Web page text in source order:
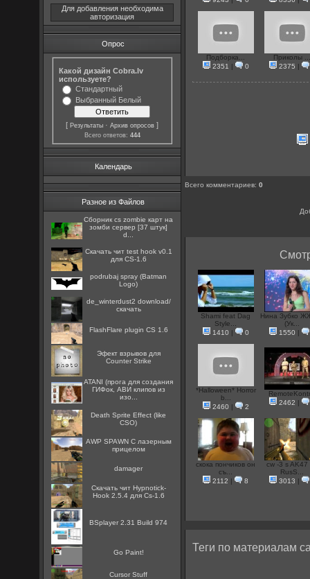
Для добавления необходима
авторизация
Опрос
Какой дизайн Cobra.lv
используете?
Стандартный
Выбранный Белый
[Результаты ·Архив опросов ]
Всего ответов: 444
Календарь
Разное из Файлов
Сборник cs zombie карт на
зомби сервер [37 штук]
d...
Скачать чит test hook v0.1
для CS-1.6
podrubaj spray (Batman
Logo)
de_winterdust2 download/
скачать
FlashFlare plugin CS 1.6
Эфект взрывов для
Counter Strike
ATANI (прога для создания
ГИФок, АВИ клипов из
изо...
Death Sprite Effect (like
CSO)
AWP SPAWN С лазерным
прицелом
damager
Скачать чит Hypnotick-
Hook 2.5.4 для Cs-1.6
BSplayer 2.31 Build 974
Go Paint!
Cursor Stuff
Подборка...
2351 | 0
Приколы
2375 |
Всего комментариев:0
Shami feat Dag
Style...
1410 | 0
Нина Зубко
(Ук...
1550 |
*Halloween* Horror
b...
2460 | 2
2462 |
скока пончиков он
съ...
2112 | 8
cw -3 s AK47
RusS...
3013 |
Теги по материалам